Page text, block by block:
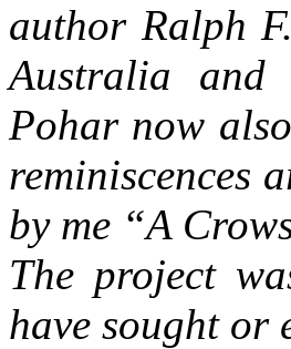
author Ralph
Australia and
Pohar now
reminiscences
by me “A
The project
have sought or